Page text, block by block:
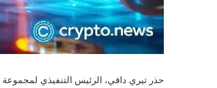
حذر تيري دافي، الرئيس التنفيذي لمجموعة